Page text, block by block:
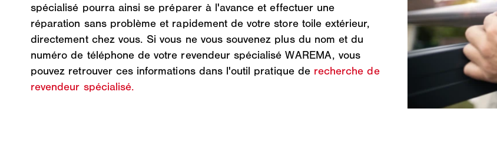
spécialisé pourra ainsi se préparer à l'avance et effectuer une
réparation sans problème et rapidement de votre store toile extérieur,
directement chez vous. Si vous ne vous souvenez plus du nom et du
numéro de téléphone de votre revendeur spécialisé WAREMA, vous
pouvez retrouver ces informations dans l'outil pratique de recherche de
revendeur spécialisé.